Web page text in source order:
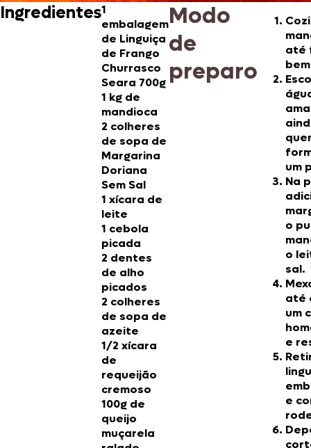
Ingredientes1
embalagem
de Linguiça
de Frango
Churrasco
Seara 700g
1 kg de
mandioca
2 colheres
de sopa de
Margarina
Doriana
Sem Sal
1 xícara de
leite
1 cebola
picada
2 dentes
de alho
picados
2 colheres
de sopa de
azeite
1/2 xícara
de
requeijão
cremoso
100g de
queijo
muçarela
Modo
de
preparo
até
um
Na
o
o
sal.
até
um
e
e